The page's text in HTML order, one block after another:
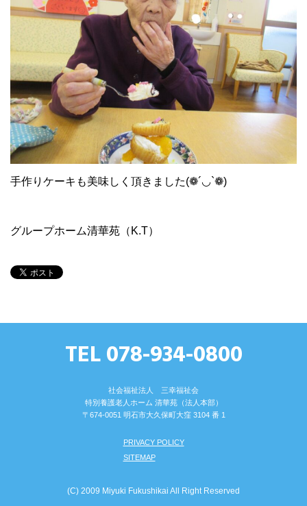
手作りケーキも美味しく頂きました(❁´◡`❁)
グループホーム清華苑（K.T）
TEL 078-934-0800
社会福祉法人 三幸福祉会
特別養護⽼⼈ホーム 清華苑（法⼈本部）
〒674-0051 明⽯市⼤久保町⼤窪 3104 番 1
PRIVACY POLICY
SITEMAP
(C) 2009 Miyuki Fukushikai All Right Reserved